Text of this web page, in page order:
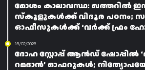
മോശം കാലാവസ്ഥ: ഖത്തറിൽ
സ്‌കൂളുകൾക്ക് വിദൂര പഠനം;
ഓഫീസുകൾക്ക് ‘വർക്ക് ഫ്രം
16/02/2026
ദോഹ സ്റ്റോപ്പ് ആൻഡ്
റമദാൻ’ ഓഫറുകൾ;